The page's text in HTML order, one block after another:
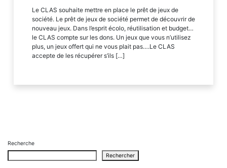
Le CLAS souhaite mettre en place le prêt de jeux de
société. Le prêt de jeux de société permet de découvrir de
nouveau jeux. Dans l’esprit écolo, réutilisation et budget…
le CLAS compte sur les dons. Un jeux que vous n’utilisez
plus, un jeux offert qui ne vous plait pas….Le CLAS
accepte de les récupérer s’ils […]
Recherche
Rechercher